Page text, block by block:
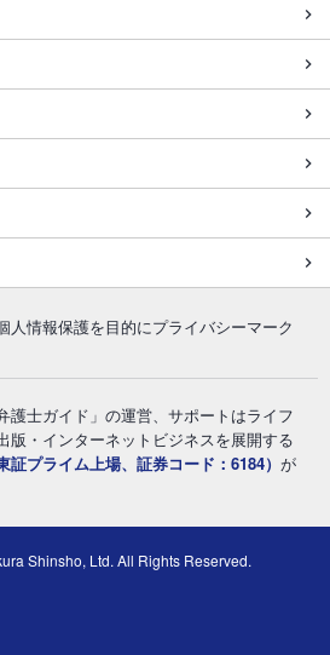
人情報保護を目的にプライバシーマーク
護士ガイド」の運営、サポートはライフ
版・インターネットビジネスを展開する
プライム上場、証券コード：6184） が
Shinsho, Ltd. All Rights Reserved.